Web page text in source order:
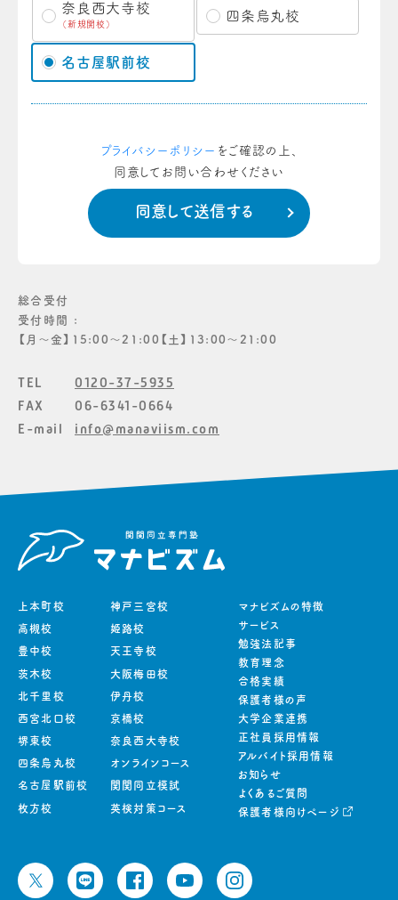
奈良西大寺校
（新規開校）
四条烏丸校
名古屋駅前校
プライバシーポリシー をご確認の上、
同意してお問い合わせください
総合受付
受付時間 :
【月〜金】15:00〜21:00【土】13:00〜21:00
TEL
0120-37-5935
FAX
06-6341-0664
E-mail
info@manaviism.com
上本町校
高槻校
豊中校
茨木校
北千里校
西宮北口校
堺東校
四条烏丸校
名古屋駅前校
枚方校
神戸三宮校
姫路校
天王寺校
大阪梅田校
伊丹校
京橋校
奈良西大寺校
オンラインコース
関関同立模試
英検対策コース
マナビズムの特徴
サービス
勉強法記事
教育理念
合格実績
保護者様の声
大学企業連携
正社員採用情報
アルバイト採用情報
お知らせ
よくあるご質問
保護者様向けページ